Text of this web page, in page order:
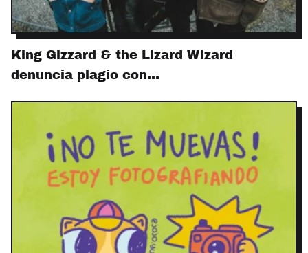
King Gizzard & the Lizard Wizard
denuncia plagio con…